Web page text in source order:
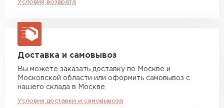
макс. длина груза 13,5 м
Манипулятор до 5 тн
макс. длина груза 6 м
Манипулятор до 10 тн
макс. длина груза 8 м
Манипулятор до 20 тн
Условия возврата
Доставка и самовывоз
Вы можете заказать доставку по Москве и
Московской области или оформить самовывоз с
нашего склада в Москве
Условия доставки и самовывоза